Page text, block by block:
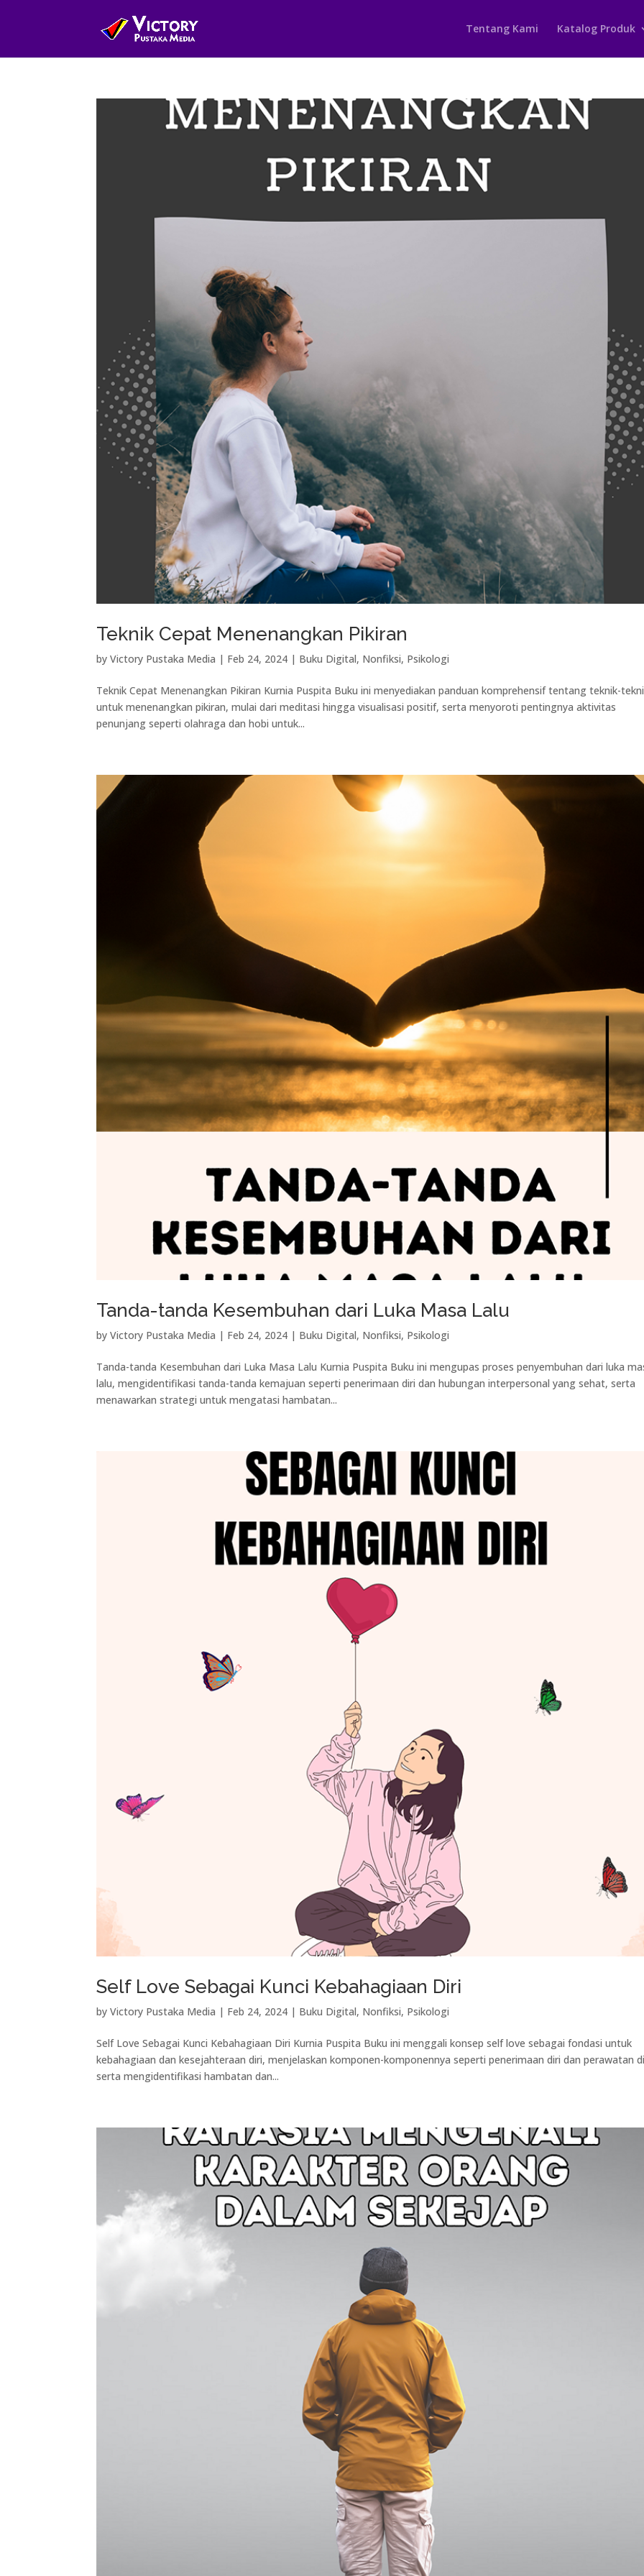
Tentang Kami Katalog Produk
Teknik Cepat Menenangkan Pikiran
byVictory Pustaka Media | Feb 24, 2024 | Buku Digital, Nonfiksi, Psikologi
Teknik Cepat Menenangkan Pikiran Kurnia Puspita Buku ini menyediakan panduan komprehensif tentang teknik-
untuk menenangkan pikiran, mulai dari meditasi hingga visualisasi positif, serta menyoroti pentingnya aktivitas
penunjang seperti olahraga dan hobi untuk...
Tanda-tanda Kesembuhan dari Luka Masa Lalu
byVictory Pustaka Media | Feb 24, 2024 | Buku Digital, Nonfiksi, Psikologi
Tanda-tanda Kesembuhan dari Luka Masa Lalu Kurnia Puspita Buku ini mengupas proses penyembuhan dari luka
lalu, mengidentifikasi tanda-tanda kemajuan seperti penerimaan diri dan hubungan interpersonal yang sehat, serta
menawarkan strategi untuk mengatasi hambatan...
Self Love Sebagai Kunci Kebahagiaan Diri
byVictory Pustaka Media | Feb 24, 2024 | Buku Digital, Nonfiksi, Psikologi
Self Love Sebagai Kunci Kebahagiaan Diri Kurnia Puspita Buku ini menggali konsep self love sebagai fondasi untuk
kebahagiaan dan kesejahteraan diri, menjelaskan komponen-komponennya seperti penerimaan diri dan perawatan
serta mengidentifikasi hambatan dan...